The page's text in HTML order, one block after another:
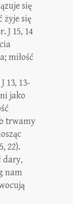
się
żyje się
J 15, 14
miłość
13, 13-
jako
trwamy
22).
dary,
nam